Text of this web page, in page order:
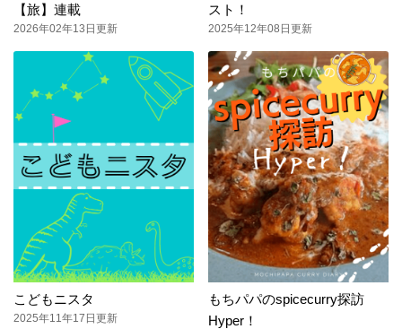
【旅】連載
2026年02年13日更新
スト！
2025年12年08日更新
こどもニスタ
2025年11年17日更新
もちパパのspicecurry探訪
Hyper！